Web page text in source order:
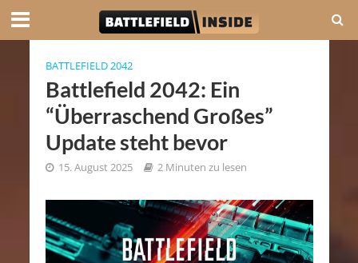
BATTLEFIELD 2042
Battlefield 2042: Ein
“Überraschend Großes”
Update steht bevor
15. August 2025 2 Minuten zu lesen